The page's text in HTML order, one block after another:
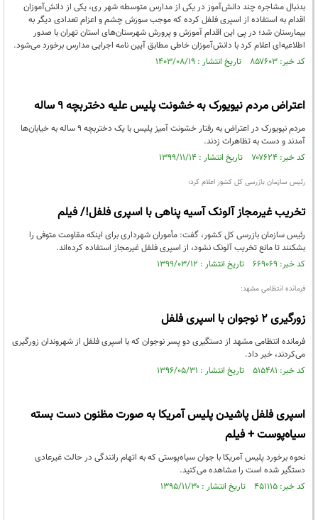
بدنبال مشاجره چند دانش‌آموز در یکی از مدارس متوسطه شهر ری، یکی از دانش‌آموزان
اقدام به استفاده از اسپری فلفل کرده که موجب سوزش چشم و اعزام تعدادی دیگر به
بیمارستان شد؛ در پی این اقدام آموزش و پرورش شهرستان‌های استان تهران با صدور
اطلاعیه‌ای اعلام کرد با دانش‌آموزان خاطی مطابق آیین نامه اجرایی مدارس برخورد می‌شود.
کد خبر: ۸۵۷۶۰۳ تاریخ انتشار : ۱۴۰۳/۰۸/۱۹
اعتراض مردم نیویورک به خشونت پلیس علیه دختربچه ۹ ساله
مردم نیویورک در اعتراض به رفتار خشونت آمیز پلیس با یک دختربچه ۹ ساله به خیابان‌ها
آمدند و دست به تظاهرات زدند.
کد خبر: ۷۰۷۶۲۴ تاریخ انتشار : ۱۳۹۹/۱۱/۱۴
رئیس سازمان بازرسی کل کشور اعلام کرد؛
تخریب غیرمجاز آلونک آسیه پناهی با اسپری فلفل!/ فیلم
رئیس سازمان بازرسی کل کشور، گفت: مأموران شهرداری برای اینکه مقاومت متوفی را
بشکنند تا مانع تخریب آلونک نشود، از اسپری فلفل غیرمجاز استفاده کرده‌اند.
کد خبر: ۶۶۹۰۶۹ تاریخ انتشار : ۱۳۹۹/۰۳/۱۲
فرمانده انتظامی مشهد:
زورگیری 2 نوجوان با اسپری فلفل
فرمانده انتظامی مشهد از دستگیری دو پسر نوجوان که با اسپری فلفل از شهروندان زورگیری
می‌کردند، خبر داد.
کد خبر: ۵۱۵۴۸۱ تاریخ انتشار : ۱۳۹۶/۰۵/۳۱
اسپری فلفل پاشیدن پلیس آمریکا به صورت مظنون دست بسته
سیاه‌پوست + فیلم
نحوه برخورد پلیس آمریکا با جوان سیاه‌پوستی که به اتهام رانندگی در حالت غیرعادی
دستگیر شده است را مشاهده می‌کنید.
کد خبر: ۴۵۱۱۱۵ تاریخ انتشار : ۱۳۹۵/۱۱/۳۰